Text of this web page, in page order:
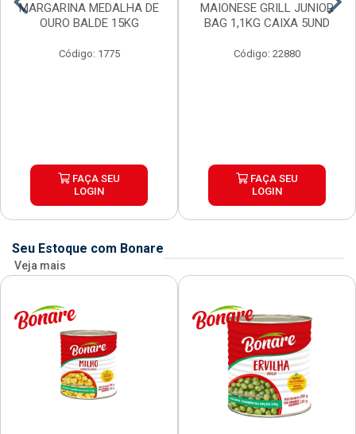
MARGARINA MEDALHA DE
OURO BALDE 15KG
Código: 1775
FAÇA SEU
LOGIN
MAIONESE GRILL JUNIOR
BAG 1,1KG CAIXA 5UND
Código: 22880
FAÇA SEU
LOGIN
Seu Estoque com Bonare
Veja mais